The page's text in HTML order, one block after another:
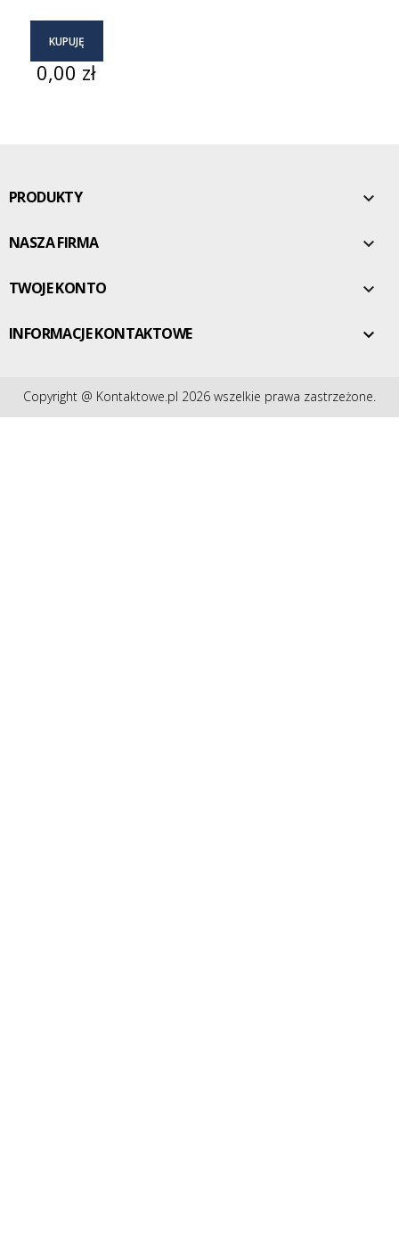
KUPUJĘ
Cena
0,00 zł
PRODUKTY 
NASZA FIRMA 
TWOJE KONTO 
INFORMACJE KONTAKTOWE 
Copyright @ Kontaktowe.pl 2026 wszelkie prawa zastrzeżone.